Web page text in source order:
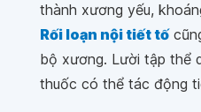
thành xương yếu,
Rối loạn nội tiết tố
bộ xương. Lười tập thể
thuốc có thể tác động